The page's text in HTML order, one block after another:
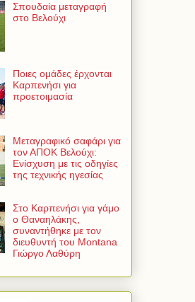
Σπουδαία μεταγραφή
στο Βελούχι
Ποιες ομάδες έρχονται
Καρπενήσι για
προετοιμασία
Μεταγραφικό σαφάρι για
τον ΑΠΟΚ Βελούχι:
Ενίσχυση με τις οδηγίες
της τεχνικής ηγεσίας
Στο Καρπενήσι για γάμο
ο Θαναηλάκης,
συναντήθηκε με τον
διευθυντή του Montana
Γιώργο Λαθύρη